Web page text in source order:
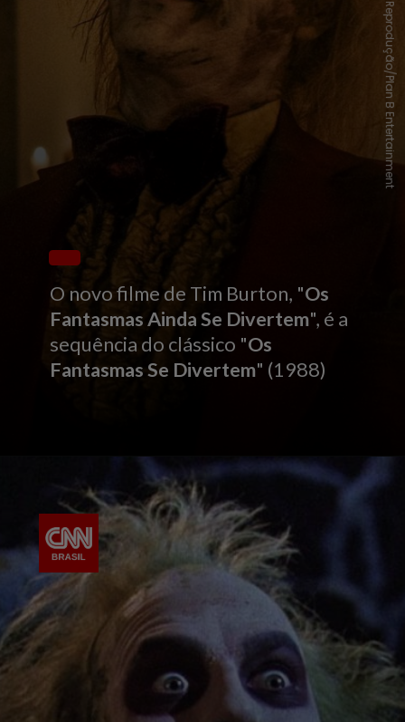
O novo filme de Tim Burton, "Os
Fantasmas Ainda Se Divertem", é a
sequência do clássico "Os
Fantasmas Se Divertem" (1988)
Reprodução/Plan B Entertainment